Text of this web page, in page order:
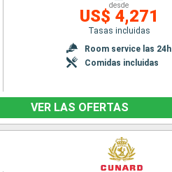
desde
US$ 4,271
Tasas incluidas
Room service las 24h
Comidas incluidas
VER LAS OFERTAS